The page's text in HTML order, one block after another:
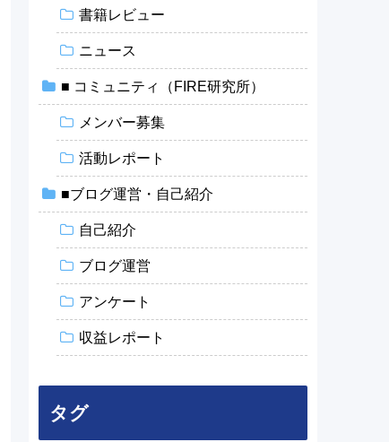
書籍レビュー
ニュース
■ コミュニティ（FIRE研究所）
メンバー募集
活動レポート
■ブログ運営・自己紹介
自己紹介
ブログ運営
アンケート
収益レポート
タグ